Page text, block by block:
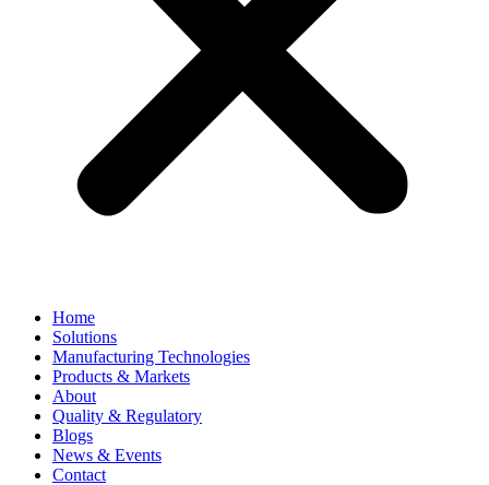
Home
Solutions
Manufacturing Technologies
Products & Markets
About
Quality & Regulatory
Blogs
News & Events
Contact